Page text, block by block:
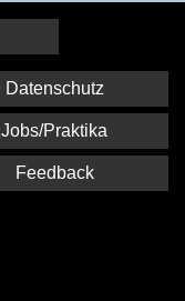
Datenschutz
Jobs/Praktika
Feedback